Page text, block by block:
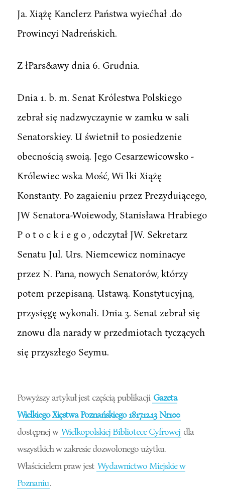
Ja. Xiążę Kanclerz Państwa wyiećhał .do
Prowincyi Nadreńskich.
Z łPars&awy dnia 6. Grudnia.
Dnia 1. b. m. Senat Królestwa Polskiego
zebrał się nadzwyczaynie w zamku w sali
Senatorskiey. U świetnił to posiedzenie
obecnością swoią. Jego Cesarzewicowsko -
Królewiec wska Mość, Wi lki Xiążę
Konstanty. Po zagaieniu przez Prezyduiącego,
JW Senatora-Woiewody, Stanisława Hrabiego
P o t o c k i e g o , odczytał JW. Sekretarz
Senatu Jul. Urs. Niemcewicz nominacye
przez N. Pana, nowych Senatorów, którzy
potem przepisaną. Ustawą. Konstytucyjną,
przysięgę wykonali. Dnia 3. Senat zebrał się
znowu dla narady w przedmiotach tyczących
się przyszłego Seymu.
Powyższy artykuł jest częścią publikacji Gazeta
Wielkiego Xięstwa Poznańskiego 1817.12.13 Nr100
dostępnej w Wielkopolskiej Bibliotece Cyfrowej dla
wszystkich w zakresie dozwolonego użytku.
Właścicielem praw jest Wydawnictwo Miejskie w
Poznaniu.